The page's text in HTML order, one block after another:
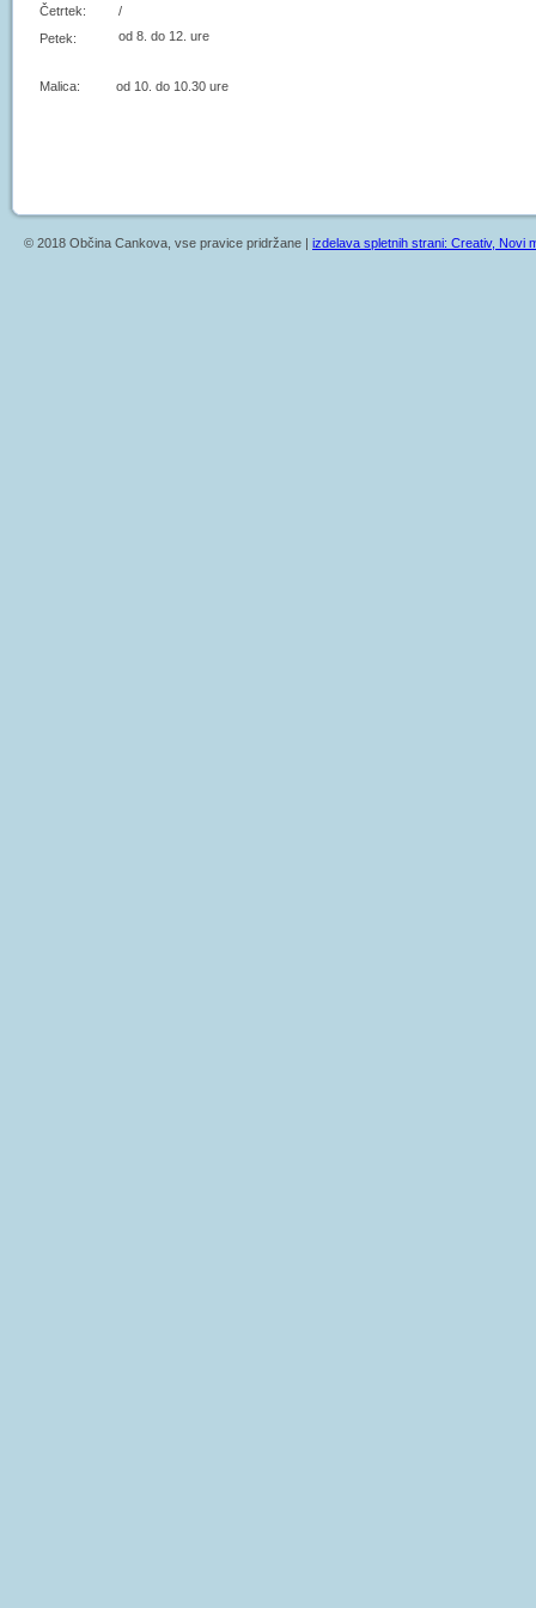
Četrtek:
/
Petek:
od 8. do 12. ure
Malica: od 10. do 10.30 ure
© 2018 Občina Cankova, vse pravice pridržane | izdelava spletnih strani: Creativ, Novi